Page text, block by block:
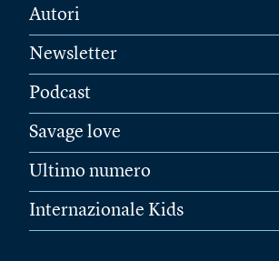
Autori
Newsletter
Podcast
Savage love
Ultimo numero
Internazionale Kids